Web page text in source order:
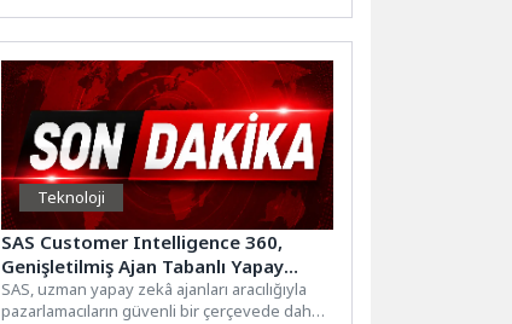
Teknoloji
SAS Customer Intelligence 360,
Genişletilmiş Ajan Tabanlı Yapay
Zeka Yeteneklerini Tanıttı
SAS, uzman yapay zekâ ajanları aracılığıyla
pazarlamacıların güvenli bir çerçevede daha